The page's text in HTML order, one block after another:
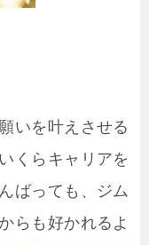
いを叶えさせる
いくらキャリアを
ばっても、ジム
らも好かれるよ